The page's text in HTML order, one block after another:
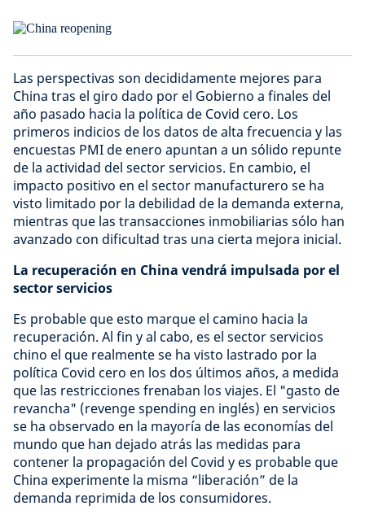
Las perspectivas son decididamente mejores para
China tras el giro dado por el Gobierno a finales del
año pasado hacia la política de Covid cero. Los
primeros indicios de los datos de alta frecuencia y las
encuestas PMI de enero apuntan a un sólido repunte
de la actividad del sector servicios. En cambio, el
impacto positivo en el sector manufacturero se ha
visto limitado por la debilidad de la demanda externa,
mientras que las transacciones inmobiliarias sólo han
avanzado con dificultad tras una cierta mejora inicial.
La recuperación en China vendrá impulsada por el
sector servicios
Es probable que esto marque el camino hacia la
recuperación. Al fin y al cabo, es el sector servicios
chino el que realmente se ha visto lastrado por la
política Covid cero en los dos últimos años, a medida
que las restricciones frenaban los viajes. El "gasto de
revancha" (revenge spending en inglés) en servicios
se ha observado en la mayoría de las economías del
mundo que han dejado atrás las medidas para
contener la propagación del Covid y es probable que
China experimente la misma “liberación” de la
demanda reprimida de los consumidores.